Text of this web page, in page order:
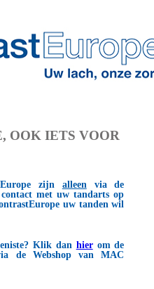
OOK IETS VOOR
zijn alleen via de
met uw tandarts op
uw tanden wil
Klik dan hierom de
de Webshop van MAC